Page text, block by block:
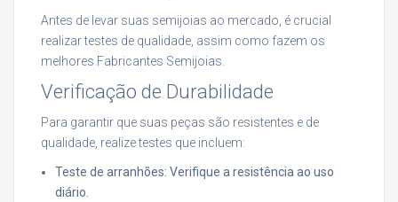
Antes de levar suas semijoias ao mercado, é crucial
realizar testes de qualidade, assim como fazem os
melhores Fabricantes Semijoias.
Verificação de Durabilidade
Para garantir que suas peças são resistentes e de
qualidade, realize testes que incluem:
Teste de arranhões: Verifique a resistência ao uso
diário.